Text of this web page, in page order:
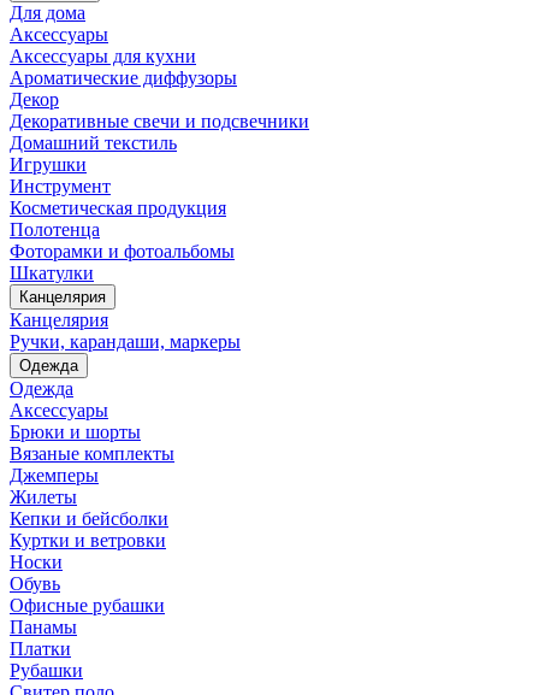
Для дома
Аксессуары
Аксессуары для кухни
Ароматические диффузоры
Декор
Декоративные свечи и подсвечники
Домашний текстиль
Игрушки
Инструмент
Косметическая продукция
Полотенца
Фоторамки и фотоальбомы
Шкатулки
Канцелярия
Канцелярия
Ручки, карандаши, маркеры
Одежда
Одежда
Аксессуары
Брюки и шорты
Вязаные комплекты
Джемперы
Жилеты
Кепки и бейсболки
Куртки и ветровки
Носки
Обувь
Офисные рубашки
Панамы
Платки
Рубашки